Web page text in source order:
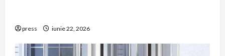
press iunie 22, 2026